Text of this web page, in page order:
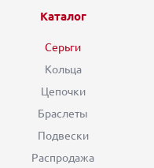
Каталог
Серьги
Кольца
Цепочки
Браслеты
Подвески
Распродажа